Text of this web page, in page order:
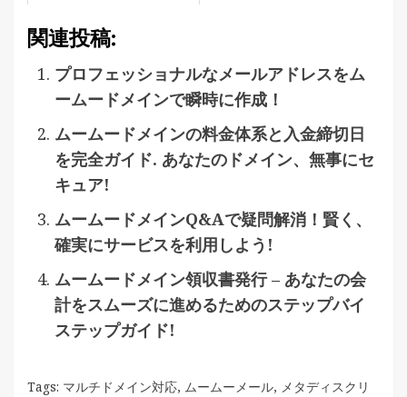
関連投稿:
プロフェッショナルなメールアドレスをム
ームードメインで瞬時に作成！
ムームードメインの料金体系と入金締切日
を完全ガイド. あなたのドメイン、無事にセ
キュア!
ムームードメインQ&Aで疑問解消！賢く、
確実にサービスを利用しよう!
ムームードメイン領収書発行 – あなたの会
計をスムーズに進めるためのステップバイ
ステップガイド!
Tags: マルチドメイン対応, ムームーメール, メタディスクリ